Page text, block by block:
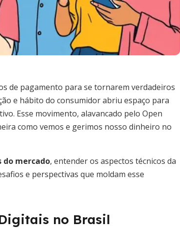
de pagamento para se tornarem verdadeiros
e hábito do consumidor abriu espaço para
Esse movimento, alavancado pelo Open
como vemos e gerimos nosso dinheiro no
do mercado, entender os aspectos técnicos da
e perspectivas que moldam esse
no Brasil